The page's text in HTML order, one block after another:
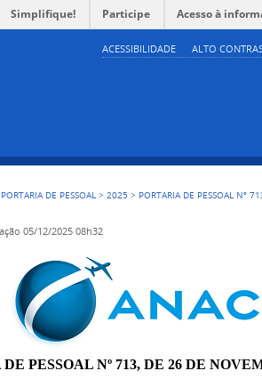
ACESSIBILIDADE ALTO
Simplifique! Participe Acesso à
PORTARIA DE PESSOAL >2025 > PORTARIA DE PESSOAL Nº
05/12/2025 08h32
PESSOAL Nº 713, DE 26 DE